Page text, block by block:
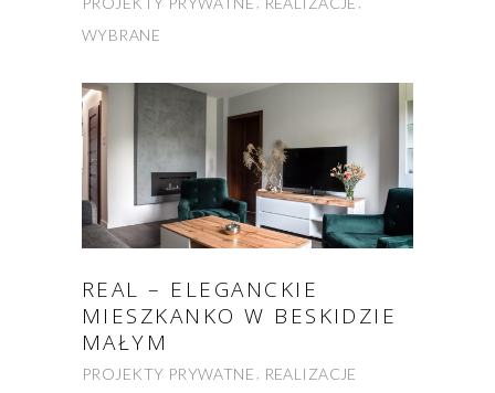
WYBRANE
REAL – ELEGANCKIE
MIESZKANKO W BESKIDZIE
MAŁYM
PROJEKTY PRYWATNE REALIZACJE